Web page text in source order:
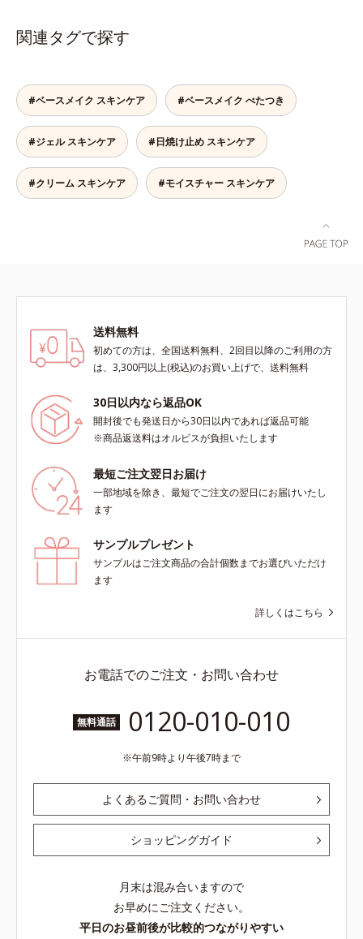
酸、ユズセラミド、スフィンゴ糖脂
質*2 角層内*3 うるおいによりキメ
方に皮膚刺激がおきないというわけ
ではありません※敏感肌対象パッチ
テスト済（すべての人に皮膚刺激が
おきないというわけではありませ
の除去*5 すべての方に皮膚刺激が
おきないというわけではありません
※敏感肌対象パッチテスト済（すべ
ての人に皮膚刺激がおきないという
ンケアシリーズです。5種の和漢植
機能を維持。ニキビができにくい肌
を目指します。さらにビタミンC誘
導体(*3)と5種の整肌成分(*4)から成
る「ナノVCショットカプセル(*5)」
を配合。カプセルが浸透(*6)してか
ら成分を放出する特殊技術によっ
て、高い浸透力(*6)と安定性を実
いいただけます(*8)。L＝さっぱり
脂性肌～普通肌）M＝しっとりタイ
プ（ニキビのできやすい肌・普通肌
～乾性肌）*1 洗浄による汚れの除
ヘキシルデカン酸アスコルビル配合
＝整肌成分*4 天然ビタミンE、イノ
シット、フィチン酸、ユズセラミ
ド、スフィンゴ糖脂質*5 テトラ2-
ヘキシルデカン酸アスコルビル、天
然ビタミンE、イノシット、フィチ
ン酸、ユズセラミド、スフィンゴ糖
脂質配合＝肌をなめらかに整える整
りキメを整えて毛穴を目立たなくす
る*8 すべての方に皮膚刺激がおき
ないというわけではありません※敏
ではありません）※弱酸性（ローシ
「クリアフルシリーズ」と共通の成
分も配合し、クリアな肌へ。肌への
摩擦を軽減させるための厚みのある
テクスチャーと、たっぷり40％のう
るおい成分、植物由来の洗浄成分も
配合し、繊細な肌をやさしく洗い上
げます。* 皮脂やメイクの油となじ
関連タグで探す
#ベースメイク スキンケア #ベースメイク べたつき
#ジェル スキンケア #日焼け止め スキンケア
#クリーム スキンケア #モイスチャー スキンケア
送料無料
初めての方は、全国送料無料、2回目以降のご利用の方
は、3,300円以上(税込)のお買い上げで、送料無料
30日以内なら返品OK
開封後でも発送日から30日以内であれば返品可能
※商品返送料はオルビスが負担いたします
最短ご注文翌日お届け
一部地域を除き、最短でご注文の翌日にお届けいたし
ます
サンプルプレゼント
サンプルはご注文商品の合計個数までお選びいただけ
ます
詳しくはこちら
お電話でのご注文・お問い合わせ
無料通話 0120-010-010
午前9時より午後7時まで
よくあるご質問・お問い合わせ
ショッピングガイド
月末は混み合いますので
お早めにご注文ください。
平日のお昼前後が比較的つながりやすい